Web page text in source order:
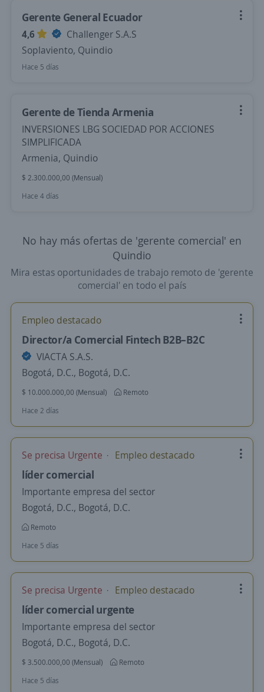
Gerente General Ecuador
4,6
Challenger S.A.S
Soplaviento, Quindio
Hace 5 días
Gerente de Tienda Armenia
INVERSIONES LBG SOCIEDAD POR ACCIONES
SIMPLIFICADA
Armenia, Quindio
$ 2.300.000,00 (Mensual)
Hace 4 días
No hay más ofertas de 'gerente comercial' en
Quindio
Mira estas oportunidades de trabajo remoto de 'gerente
comercial' en todo el país
Empleo destacado
Director/a Comercial Fintech B2B–B2C
VIACTA S.A.S.
Bogotá, D.C., Bogotá, D.C.
$ 10.000.000,00 (Mensual)
Remoto
Hace 2 días
Se precisa Urgente Empleo destacado
líder comercial
Importante empresa del sector
Bogotá, D.C., Bogotá, D.C.
Remoto
Hace 5 días
Se precisa Urgente Empleo destacado
líder comercial urgente
Importante empresa del sector
Bogotá, D.C., Bogotá, D.C.
$ 3.500.000,00 (Mensual)
Remoto
Hace 5 días